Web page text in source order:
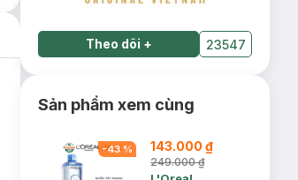
Theo dõi + 23547
Sản phẩm xem cùng
-43% 143.000 ₫
249.000 ₫